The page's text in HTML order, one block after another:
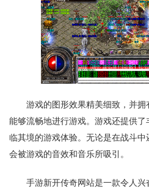
游戏的图形效果精美细致，并
能够流畅地进行游戏。游戏还提供
临其境的游戏体验。无论是在战斗
会被游戏的音效和音乐所吸引。
手游新开传奇网站是一款令人